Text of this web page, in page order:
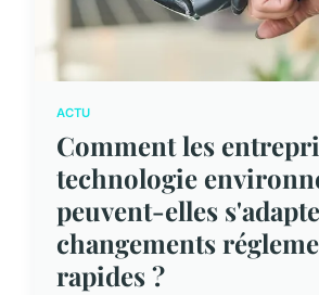
ACTU
Comment les
technologie
peuvent-elles
changements
rapides ?